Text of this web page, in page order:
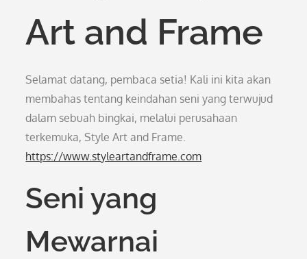
Art and Frame
Selamat datang, pembaca setia! Kali ini kita akan
membahas tentang keindahan seni yang terwujud
dalam sebuah bingkai, melalui perusahaan
terkemuka, Style Art and Frame.
https://www.styleartandframe.com
Seni yang
Mewarnai